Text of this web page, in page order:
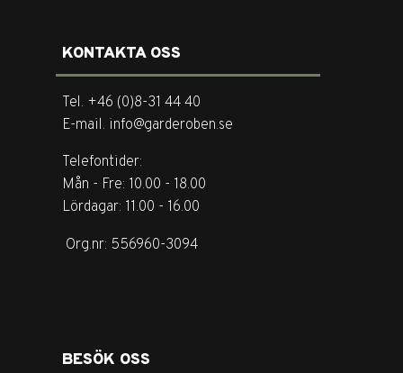
KONTAKTA OSS
Tel. +46 (0)8-31 44 40
E-mail. info@garderoben.se
Telefontider:
Mån - Fre: 10.00 - 18.00
Lördagar: 11.00 - 16.00
Org.nr: 556960-3094
BESÖK OSS